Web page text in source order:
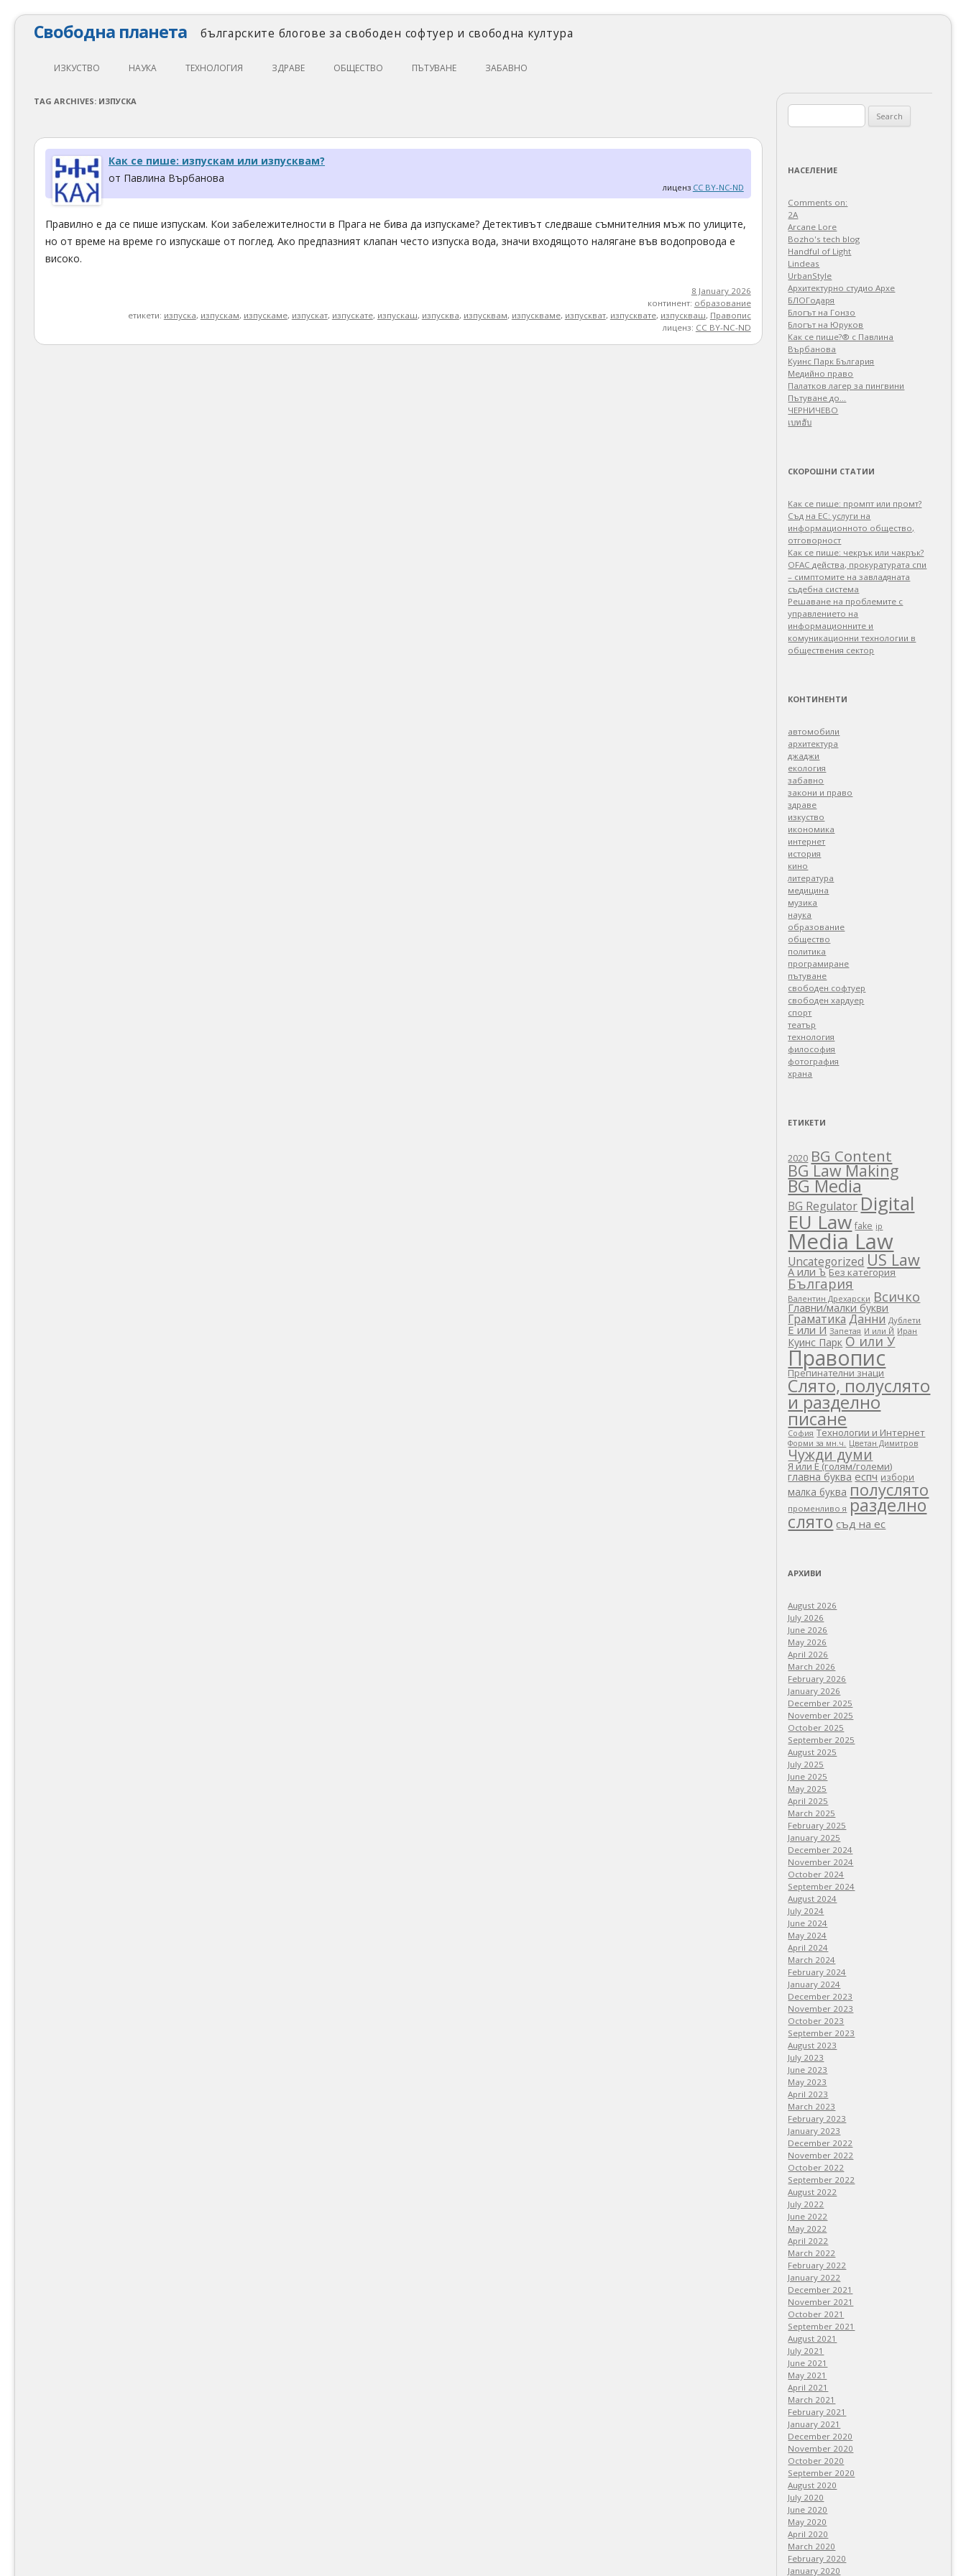
Свободна планета българските блогове за свободен софтуер и свободна култура
Skip
to
ИЗКУСТВО
КИНО
МУЗИКА
ФОТОГРАФИЯ
НАУКА
ФИЗИКА
ОБРАЗОВАНИЕ
ТЕХНОЛОГИЯ
СВОБОДЕН СОФТУЕР
СВОБОДЕН ХАРДУЕР
ДЖАДЖИ
ЗДРАВЕ ОБЩЕСТВО
ЦИФРОВИ ПРАВА
ПЪТУВАНЕ ЗАБАВНО
TAG ARCHIVES: ИЗПУСКА
Как се пише: изпускам или изпусквам?
от Павлина Върбанова
лиценз CC BY-NC-ND
Правилно е да се пише изпускам. Кои забележителности в Прага не бива да изпускаме? Детективът следваше съмнителния мъж по улиците,
но от време на време го изпускаше от поглед. Ако предпазният клапан често изпуска вода, значи входящото налягане във водопровода е
високо.
8 January 2026
континент: образование
етикети: изпуска, изпускам, изпускаме, изпускат, изпускате, изпускаш, изпусква, изпусквам, изпускваме, изпускват, изпусквате, изпускваш, Правопис
лиценз: CC BY-NC-ND
for:
НАСЕЛЕНИЕ
Comments on:
2A
Arcane Lore
Bozho's tech blog
Handful of Light
Lindeas
UrbanStyle
Архитектурно студио Архе
БЛОГодаря
Блогът на Гонзо
Блогът на Юруков
Как се пише?® с Павлина
Върбанова
Куинс Парк България
Медийно право
Палатков лагер зa пингвини
Пътуване до…
ЧЕРНИЧЕВО
เบทฮับ
СКОРОШНИ СТАТИИ
Как се пише: промпт или промт?
Съд на ЕС: услуги на
информационното общество,
отговорност
Как се пише: чекрък или чакрък?
OFAC действа, прокуратурата спи
– симптомите на завладяната
съдебна система
Решаване на проблемите с
управлението на
информационните и
комуникационни технологии в
обществения сектор
КОНТИНЕНТИ
автомобили
архитектура
джаджи
екология
забавно
закони и право
здраве
изкуство
икономика
интернет
история
кино
литература
медицина
музика
наука
образование
общество
политика
програмиране
пътуване
свободен софтуер
свободен хардуер
спорт
театър
технология
философия
фотография
храна
ЕТИКЕТИ
2020 BG Content
BG Law Making
BG Media
BG Regulator Digital
EU Law fake ip
Media Law
Uncategorized US Law
А или Ъ Без категория
България
Валентин Дрехарски Всичко
Главни/малки букви
Граматика Данни Дублети
Е или И Запетая И или Й Иран
Куинс Парк О или У
Правопис
Препинателни знаци
Слято, полуслято
и разделно
писане
София Технологии и Интернет
Форми за мн.ч. Цветан Димитров
Чужди думи
Я или Е (голям/големи)
главна буква еспч избори
малка буква полуслято
променливо я разделно
слято съд на ес
АРХИВИ
August 2026
July 2026
June 2026
May 2026
April 2026
March 2026
February 2026
January 2026
December 2025
November 2025
October 2025
September 2025
August 2025
July 2025
June 2025
May 2025
April 2025
March 2025
February 2025
January 2025
December 2024
November 2024
October 2024
September 2024
August 2024
July 2024
June 2024
May 2024
April 2024
March 2024
February 2024
January 2024
December 2023
November 2023
October 2023
September 2023
August 2023
July 2023
June 2023
May 2023
April 2023
March 2023
February 2023
January 2023
December 2022
November 2022
October 2022
September 2022
August 2022
July 2022
June 2022
May 2022
April 2022
March 2022
February 2022
January 2022
December 2021
November 2021
October 2021
September 2021
August 2021
July 2021
June 2021
May 2021
April 2021
March 2021
February 2021
January 2021
December 2020
November 2020
October 2020
September 2020
August 2020
July 2020
June 2020
May 2020
April 2020
March 2020
February 2020
January 2020